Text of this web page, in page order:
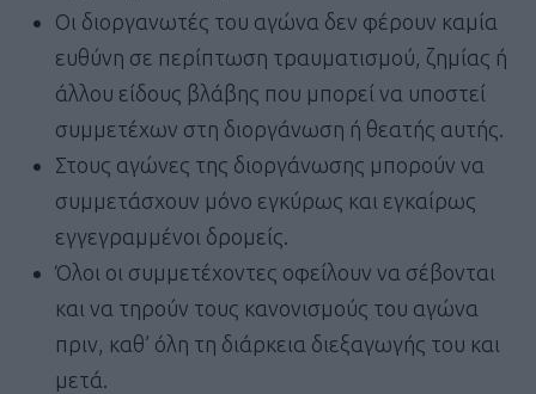
Οι διοργανωτές του αγώνα δεν φέρουν καμία
ευθύνη σε περίπτωση τραυματισμού, ζημίας ή
άλλου είδους βλάβης που μπορεί να υποστεί
συμμετέχων στη διοργάνωση ή θεατής αυτής.
Στους αγώνες της διοργάνωσης μπορούν να
συμμετάσχουν μόνο εγκύρως και εγκαίρως
εγγεγραμμένοι δρομείς.
Όλοι οι συμμετέχοντες οφείλουν να σέβονται
και να τηρούν τους κανονισμούς του αγώνα
πριν, καθ’ όλη τη διάρκεια διεξαγωγής του και
μετά.